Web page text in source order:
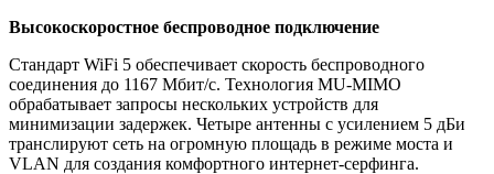
Высокоскоростное беспроводное подключение
Стандарт WiFi 5 обеспечивает скорость беспроводного
соединения до 1167 Мбит/с. Технология MU-MIMO
обрабатывает запросы нескольких устройств для
минимизации задержек. Четыре антенны с усилением 5 дБи
транслируют сеть на огромную площадь в режиме моста и
VLAN для создания комфортного интернет-серфинга.